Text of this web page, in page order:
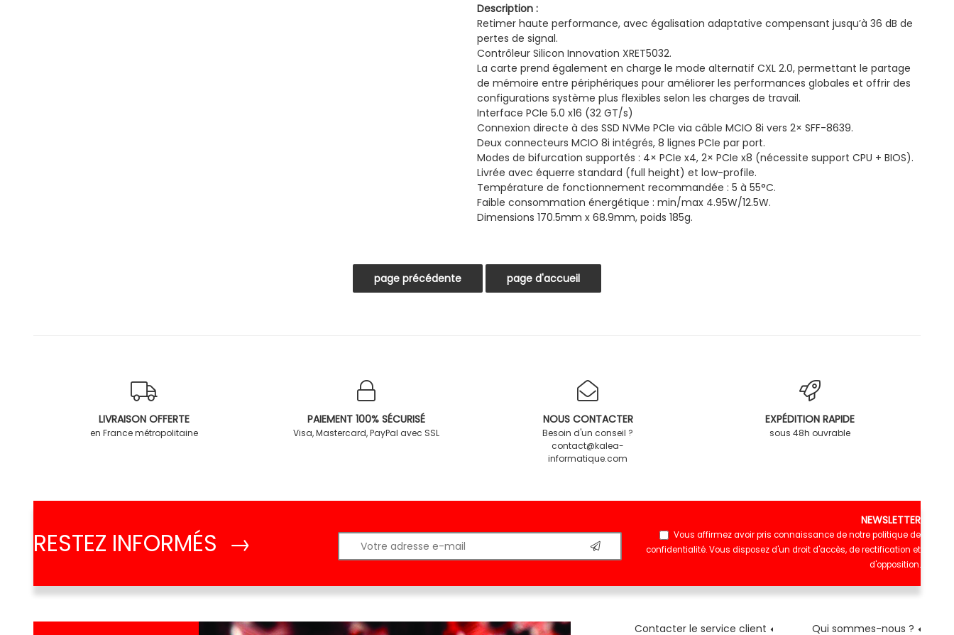
Description :
Retimer haute performance, avec égalisation adaptative compensant jusqu’à 36 dB de
pertes de signal.
Contrôleur Silicon Innovation XRET5032.
La carte prend également en charge le mode alternatif CXL 2.0, permettant le partage
de mémoire entre périphériques pour améliorer les performances globales et offrir des
configurations système plus flexibles selon les charges de travail.
Interface PCIe 5.0 x16 (32 GT/s)
Connexion directe à des SSD NVMe PCIe via câble MCIO 8i vers 2× SFF-8639.
Deux connecteurs MCIO 8i intégrés, 8 lignes PCIe par port.
Modes de bifurcation supportés : 4× PCIe x4, 2× PCIe x8 (nécessite support CPU + BIOS).
Livrée avec équerre standard (full height) et low-profile.
Température de fonctionnement recommandée : 5 à 55°C.
Faible consommation énergétique : min/max 4.95W/12.5W.
Dimensions 170.5mm x 68.9mm, poids 185g.
LIVRAISON OFFERTE
en France métropolitaine
PAIEMENT 100% SÉCURISÉ
Visa, Mastercard, PayPal avec SSL
NOUS CONTACTER
Besoin d'un conseil ?
contact@kalea-
informatique.com
EXPÉDITION RAPIDE
sous 48h ouvrable
RESTEZ INFORMÉS →
NEWSLETTER
Vous affirmez avoir pris connaissance de notrepolitique de
confidentialité. Vous disposez d'un droit d'accès, de rectification et
d'opposition.
Contacter le service client Qui sommes-nous ?